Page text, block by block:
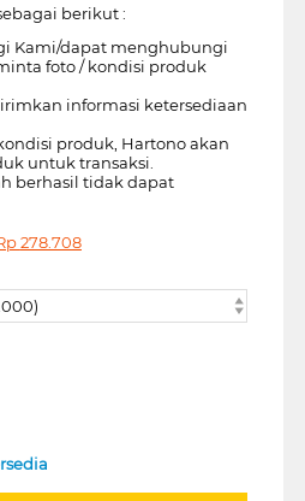
berikut :
Kami/dapat menghubungi
foto / kondisi produk
informasi ketersediaan
produk, Hartono akan
untuk transaksi.
berhasil tidak dapat
278.708